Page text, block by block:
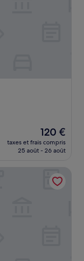
Le
nouveau
prix
de
120 €
120 €
taxes et frais compris
25 août - 26 août